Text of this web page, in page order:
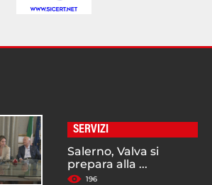
SERVIZI
Salerno, Valva si
prepara alla ...
196